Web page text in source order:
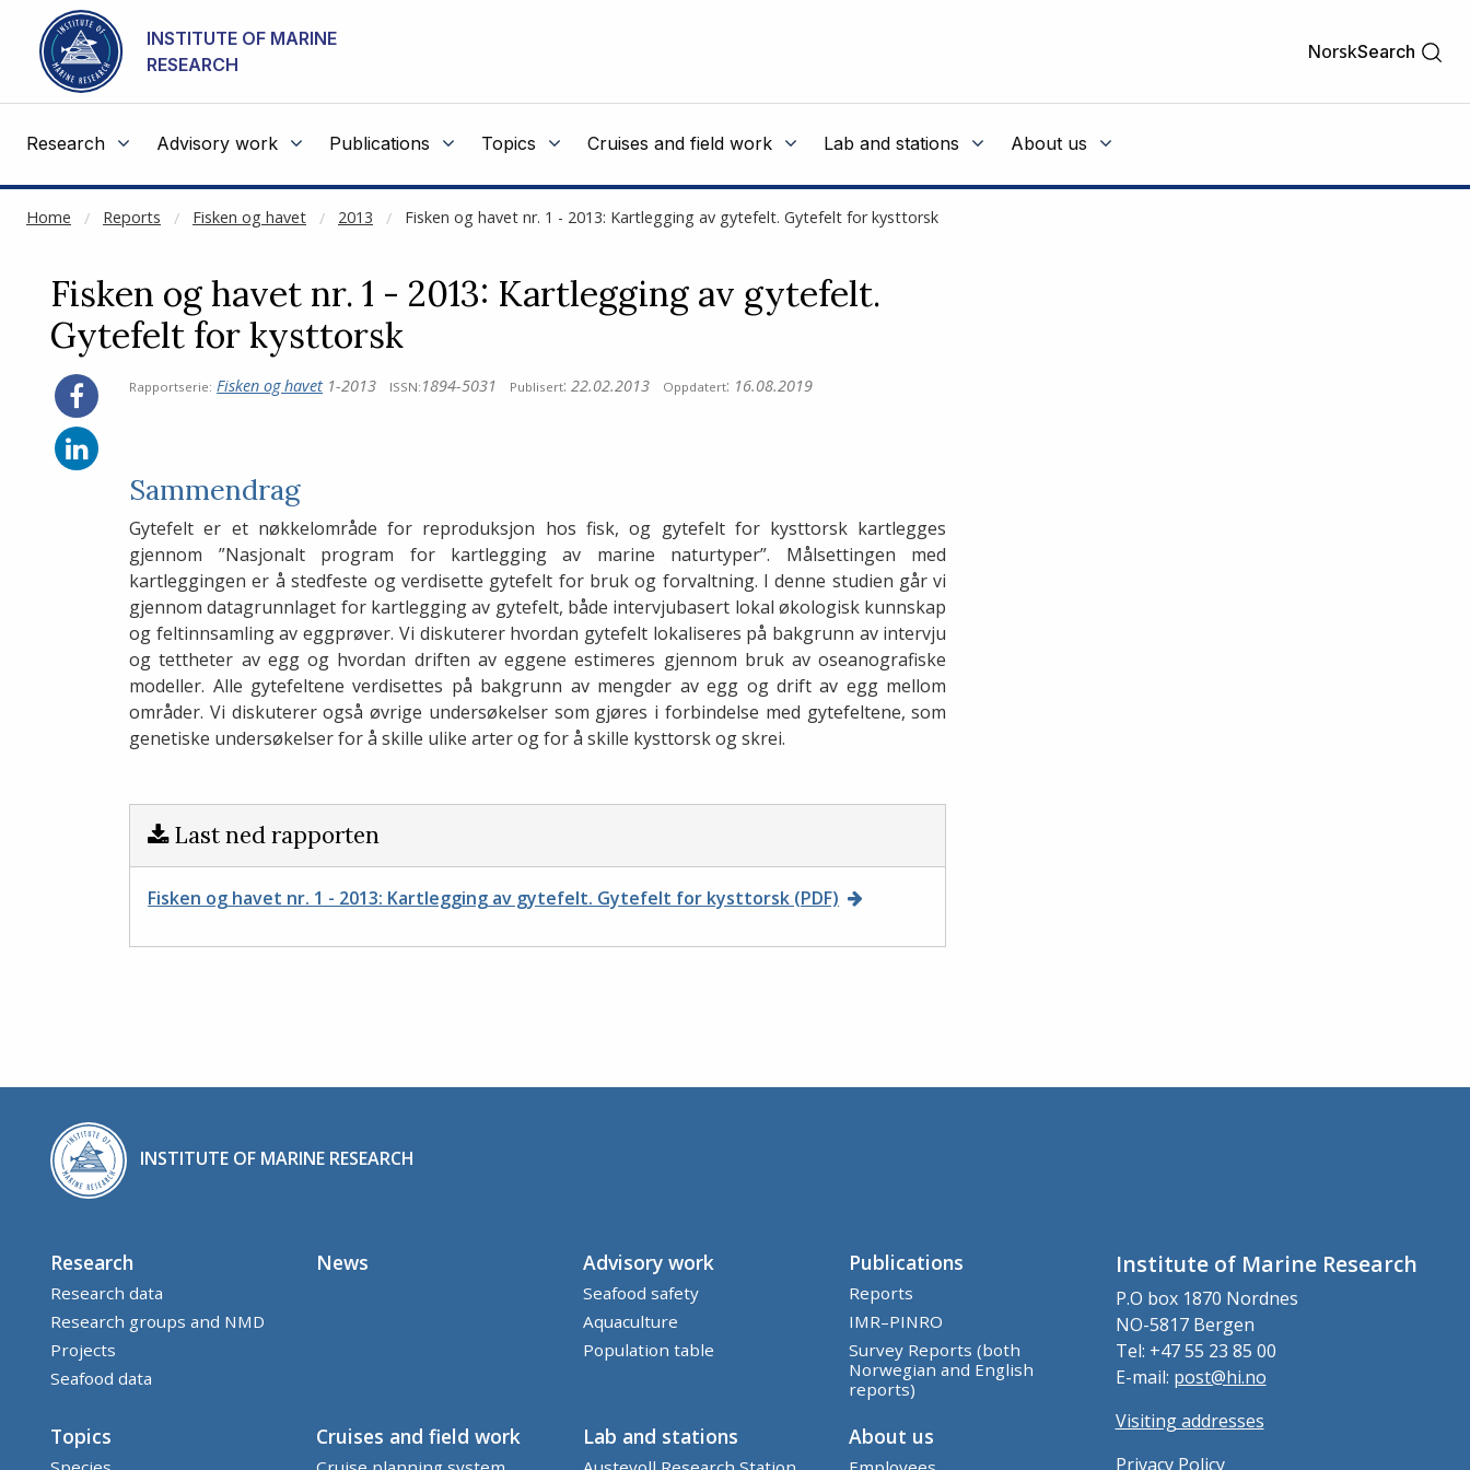
Go to main content
INSTITUTE OF MARINE
RESEARCH
NorskSearch
Research Advisory work Publications Topics Cruises and field work Lab and stations About us
Home Reports Fisken og havet 2013 Fisken og havet nr. 1 - 2013: Kartlegging av gytefelt. Gytefelt for kysttorsk
NOT CACHED
Fisken og havet nr. 1 - 2013: Kartlegging av gytefelt.
Gytefelt for kysttorsk
Rapportserie: Fisken og havet 1-2013 ISSN: 1894-5031 Publisert:22.02.2013 Oppdatert: 16.08.2019
Sammendrag
Gytefelt er et nøkkelområde for reproduksjon hos fisk, og gytefelt for kysttorsk kartlegges
gjennom ”Nasjonalt program for kartlegging av marine naturtyper”. Målsettingen med
kartleggingen er å stedfeste og verdisette gytefelt for bruk og forvaltning. I denne studien går vi
gjennom datagrunnlaget for kartlegging av gytefelt, både intervjubasert lokal økologisk kunnskap
og feltinnsamling av eggprøver. Vi diskuterer hvordan gytefelt lokaliseres på bakgrunn av intervju
og tettheter av egg og hvordan driften av eggene estimeres gjennom bruk av oseanografiske
modeller. Alle gytefeltene verdisettes på bakgrunn av mengder av egg og drift av egg mellom
områder. Vi diskuterer også øvrige undersøkelser som gjøres i forbindelse med gytefeltene, som
genetiske undersøkelser for å skille ulike arter og for å skille kysttorsk og skrei.
Last ned rapporten
Fisken og havet nr. 1 - 2013: Kartlegging av gytefelt. Gytefelt for kysttorsk (PDF)
INSTITUTE OF MARINE RESEARCH
Research
Research data
Research groups and NMD
Projects
Seafood data
News Advisory work
Seafood safety
Aquaculture
Population table
Publications
Reports
IMR–PINRO
Survey Reports (both
Norwegian and English
reports)
Topics Cruises and field work Lab and stations About us
Institute of Marine Research
P.O box 1870 Nordnes
NO-5817 Bergen
Tel: +47 55 23 85 00
E-mail: post@hi.no
Visiting addresses
Privacy Policy